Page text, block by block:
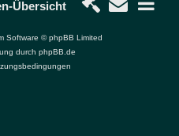
Übersicht
Software © phpBB Limited
durch phpBB.de